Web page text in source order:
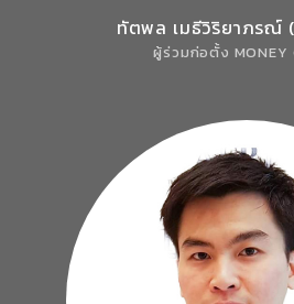
ทัตพล เมธีวิริยาภรณ์
ผู้ร่วมก่อตั้ง MONEY